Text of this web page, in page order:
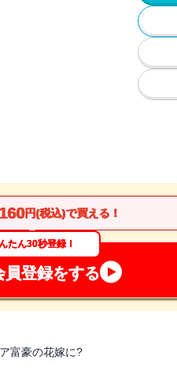
円(税込)で買える！
たん30秒登録！
員登録をする
富豪の花嫁に?